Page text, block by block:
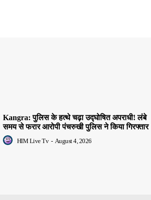
Kangra: पुलिस के हत्थे चढ़ा उद्घोषित अपराधी! लंबे
समय से फरार आरोपी पंचरुखी पुलिस ने किया गिरफ्तार
HIM Live Tv - August 4, 2026